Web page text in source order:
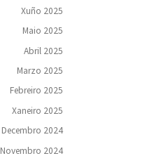
Xuño 2025
Maio 2025
Abril 2025
Marzo 2025
Febreiro 2025
Xaneiro 2025
Decembro 2024
Novembro 2024